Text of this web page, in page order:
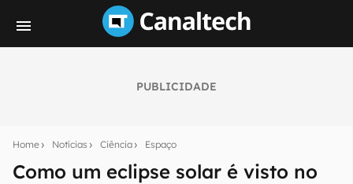
PUBLICIDADE
Home Notícias Ciência Espaço
Como um eclipse solar é visto no
notícias e reviews sobre tecnologia em primeira